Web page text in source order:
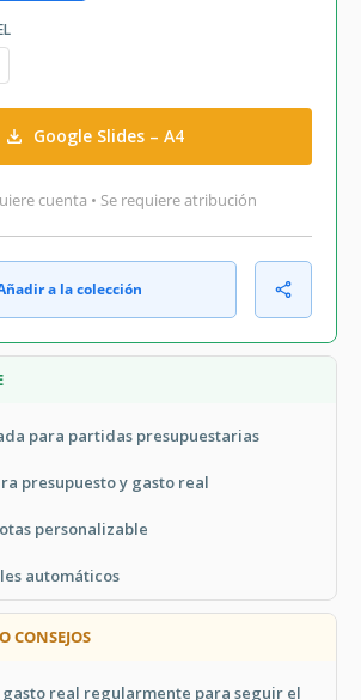
Google Slides – A4
cuenta • Se requiere atribución
a la colección
para partidas presupuestarias
presupuesto y gasto real
personalizable
automáticos
CONSEJOS
real regularmente para seguir el